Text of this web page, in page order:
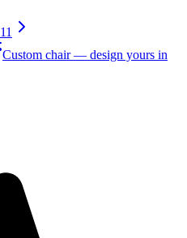
11
Custom chair — design yours in